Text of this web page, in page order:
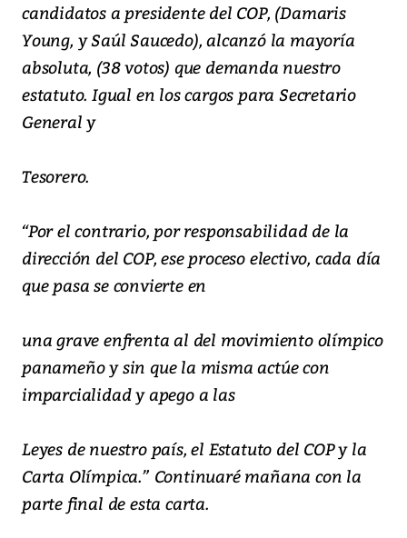
candidatos a presidente del COP, (Damaris
Young, y Saúl Saucedo), alcanzó la mayoría
absoluta, (38 votos) que demanda nuestro
estatuto. Igual en los cargos para Secretario
General y
Tesorero.
“Por el contrario, por responsabilidad de la
dirección del COP, ese proceso electivo, cada día
que pasa se convierte en
una grave enfrenta al del movimiento olímpico
panameño y sin que la misma actúe con
imparcialidad y apego a las
Leyes de nuestro país, el Estatuto del COP y la
Carta Olímpica.” Continuaré mañana con la
parte final de esta carta.